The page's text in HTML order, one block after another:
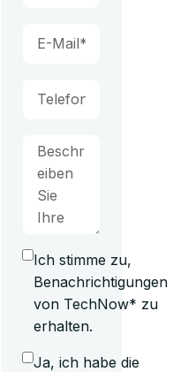
Ich stimme zu,
Benachrichtigungen
von TechNow* zu
erhalten.
Ja, ich habe die